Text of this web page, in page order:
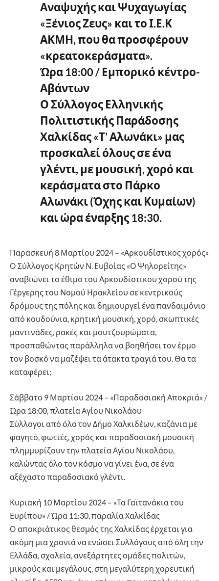
Αναψυχής και Ψυχαγωγίας
«Ξένιος Ζευς» και το Ι.Ε.Κ
ΑΚΜΗ, που θα προσφέρουν
«κρεατοκεράσματα».
Ώρα 18:00 / Εμπορικό κέντρο-
Αβάντων
Ο Σύλλογος Ελληνικής
Πολιτιστικής Παράδοσης
Χαλκίδας «Τ’ Αλωνάκι» μας
προσκαλεί όλους σε ένα
γλέντι, με μουσική, χορό και
κεράσματα στο Πάρκο
Αλωνάκι (Όχης και Κυμαίων)
και ώρα έναρξης 18:30.
Παρασκευή 8 Μαρτίου 2024 – «Αρκουδίστικος χορός»
Ο Σύλλογος Κρητών Ν. Ευβοίας «Ο Ψηλορείτης»
αναβιώνει το έθιμο του Αρκουδίστικου χορού της
Γέργερης του Νομού Ηρακλείου σε κεντρικούς
δρόμους της πόλης και δημιουργεί ένα πανδαιμόνιο
από κουδούνια, κρητική μουσική, χορό, σκωπτικές
μαντινάδες, ρακές και μουτζουρώματα,
προσπαθώντας παράλληλα να βοηθήσει τον έρμο
τον βοσκό να μαζέψει τα άτακτα τραγιά του. Θα τα
καταφέρει;
Σάββατο 9 Μαρτίου 2024 – «Παραδοσιακή Αποκριά» /
Ώρα 18:00, πλατεία Αγίου Νικολάου
Σύλλογοι από όλο τον Δήμο Χαλκιδέων, καζάνια με
φαγητό, φωτιές, χορός και παραδοσιακή μουσική
πλημμυρίζουν την πλατεία Αγίου Νικολάου,
καλώντας όλο τον κόσμο να γίνει ένα, σε ένα
αξέχαστο παραδοσιακό γλέντι.
Κυριακή 10 Μαρτίου 2024 – «Τα Γαϊτανάκια του
Ευρίπου» / Ώρα 11:30, παραλία Χαλκίδας
Ο αποκριάτικος θεσμός της Χαλκίδας έρχεται για
ακόμη μια χρονιά να ενώσει Συλλόγους από όλη την
Ελλάδα, σχολεία, ανεξάρτητες ομάδες πολιτών,
μικρούς και μεγάλους, στη μεγαλύτερη χορευτική